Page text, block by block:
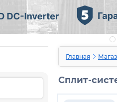
Главная
Сплит-